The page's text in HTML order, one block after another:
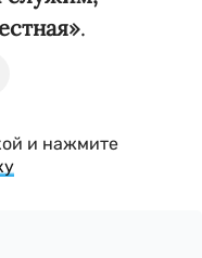
.
и нажмите